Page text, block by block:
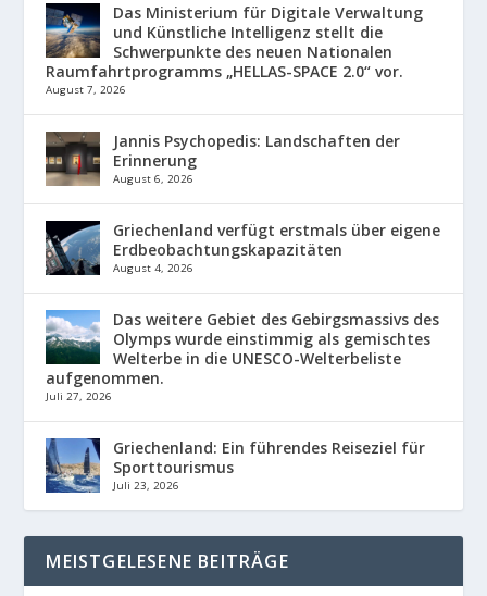
Das Ministerium für Digitale Verwaltung
und Künstliche Intelligenz stellt die
Schwerpunkte des neuen Nationalen
Raumfahrtprogramms „HELLAS-SPACE 2.0“ vor.
August 7, 2026
Jannis Psychopedis: Landschaften der
Erinnerung
August 6, 2026
Griechenland verfügt erstmals über eigene
Erdbeobachtungskapazitäten
August 4, 2026
Das weitere Gebiet des Gebirgsmassivs des
Olymps wurde einstimmig als gemischtes
Welterbe in die UNESCO-Welterbeliste
aufgenommen.
Juli 27, 2026
Griechenland: Ein führendes Reiseziel für
Sporttourismus
Juli 23, 2026
MEISTGELESENE BEITRÄGE